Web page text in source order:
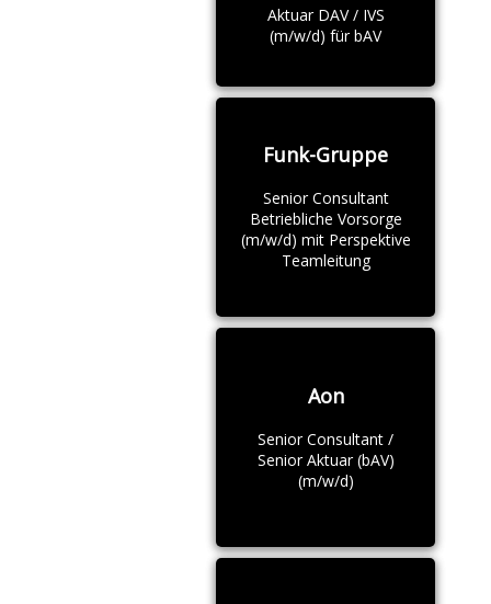
Aktuar DAV / IVS
(m/w/d) für bAV
Funk-Gruppe
Senior Consultant
Betriebliche Vorsorge
(m/w/d) mit Perspektive
Teamleitung
Aon
Senior Consultant /
Senior Aktuar (bAV)
(m/w/d)